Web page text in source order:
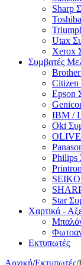
Sharp
Utax
Xerox
Συμβατές
Brother
Citizen
Epson
IBM /
Oki
Philips
SEIKO
Star
Χαρτικά -
Εκτυπωτές
Αρχική/Εκτυπωτές/